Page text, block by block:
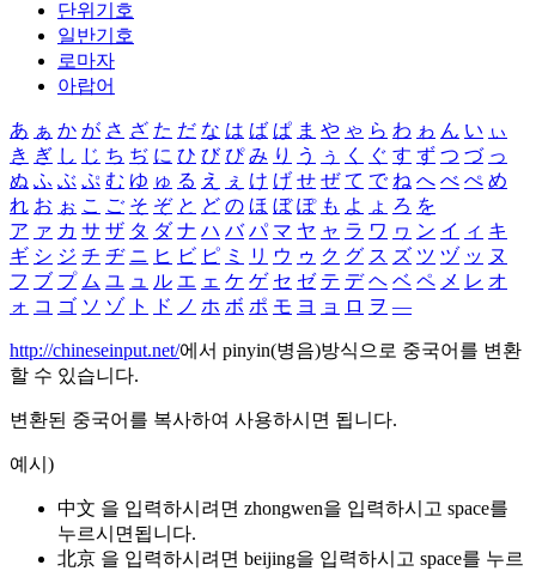
단위기호
일반기호
로마자
아랍어
あ ぁ か が さ ざ た だ な は ば ぱ ま や ゃ ら わ ゎ ん い ぃ
き ぎ し じ ち ぢ に ひ び ぴ み り う ぅ く ぐ す ず つ づ っ
ぬ ふ ぶ ぷ む ゆ ゅ る え ぇ け げ せ ぜ て で ね へ べ ぺ め
れ お ぉ こ ご そ ぞ と ど の ほ ぼ ぽ も よ ょ ろ を
ア ァ カ サ ザ タ ダ ナ ハ バ パ マ ヤ ャ ラ ワ ヮ ン イ ィ キ
ギ シ ジ チ ヂ ニ ヒ ビ ピ ミ リ ウ ゥ ク グ ス ズ ツ ヅ ッ ヌ
フ ブ プ ム ユ ュ ル エ ェ ケ ゲ セ ゼ テ デ ヘ ベ ペ メ レ オ
ォ コ ゴ ソ ゾ ト ド ノ ホ ボ ポ モ ヨ ョ ロ ヲ ―
http://chineseinput.net/에서 pinyin(병음)방식으로 중국어를 변환
할 수 있습니다.
변환된 중국어를 복사하여 사용하시면 됩니다.
예시)
中文 을 입력하시려면 zhongwen을 입력하시고 space를
누르시면됩니다.
北京 을 입력하시려면 beijing을 입력하시고 space를 누르